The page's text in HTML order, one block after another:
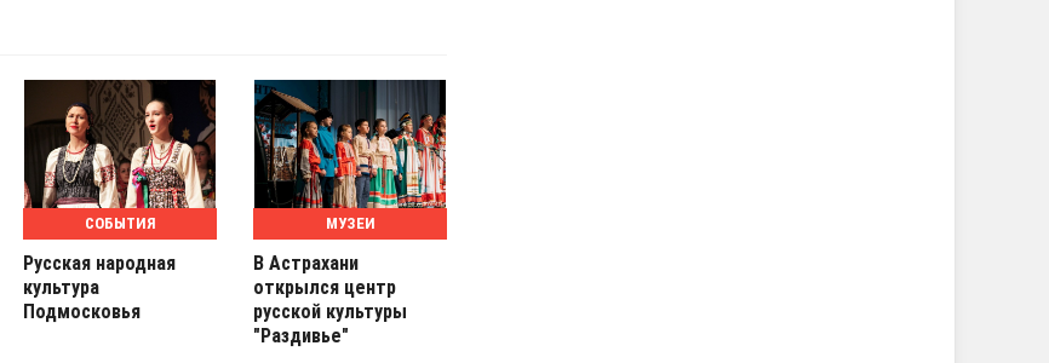
СОБЫТИЯ
Русская народная
культура
Подмосковья
МУЗЕИ
В Астрахани
открылся центр
русской культуры
"Раздивье"